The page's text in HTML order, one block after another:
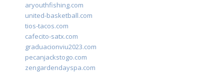
aryouthfishing.com
united-basketball.com
tios-tacos.com
cafecito-satx.com
graduacionviu2023.com
pecanjackstogo.com
zengardendayspa.com